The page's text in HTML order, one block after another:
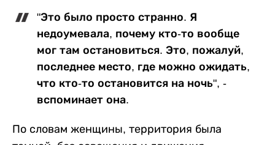
"Это было просто странно. Я
недоумевала, почему кто-то вообще
мог там остановиться. Это, пожалуй,
последнее место, где можно ожидать,
что кто-то остановится на ночь", -
вспоминает она.
По словам женщины, территория была